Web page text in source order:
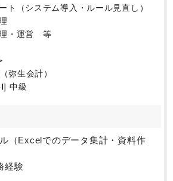
ト（システム導入・ルール見直し）
理・運営 等
弥生会計）
] 中級
（Excelでのデータ集計・資料作
経験